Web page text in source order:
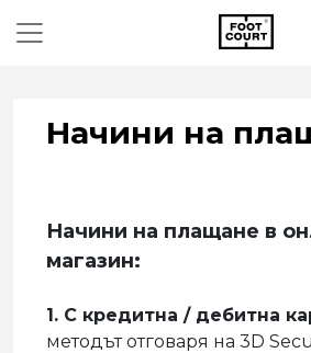
Начини на
Начини на плащане в
магазин:
1. С кредитна / дебитна
методът отговаря на 3D